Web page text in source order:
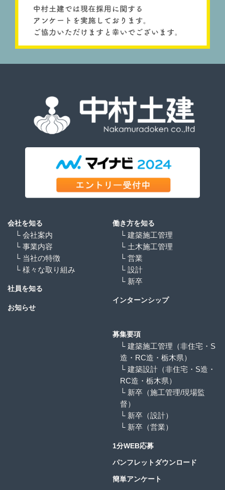
会社を知る
└ 会社案内
└ 事業内容
└ 当社の特徴
└ 様々な取り組み
社員を知る
お知らせ
働き方を知る
└ 建築施工管理
└ 土木施工管理
└ 営業
└ 設計
└ 新卒
インターンシップ
募集要項
└ 建築施工管理（非住宅・S
造・RC造・栃木県）
└ 建築設計（非住宅・S造・
RC造・栃木県）
└ 新卒（施工管理/現場監
督）
└ 新卒（設計）
└ 新卒（営業）
1分WEB応募
パンフレットダウンロード
簡単アンケート